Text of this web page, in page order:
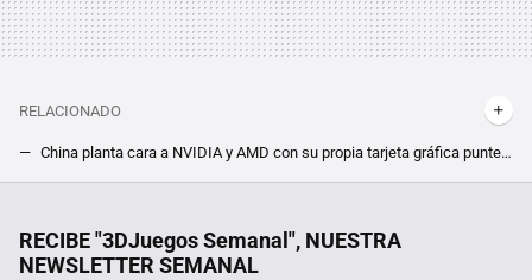
RELACIONADO
China planta cara a NVIDIA y AMD con su propia tarjeta gráfica puntera, pero esta rinde peor que la integrada de un Ryzen
RECIBE "3DJuegos Semanal", NUESTRA
NEWSLETTER SEMANAL